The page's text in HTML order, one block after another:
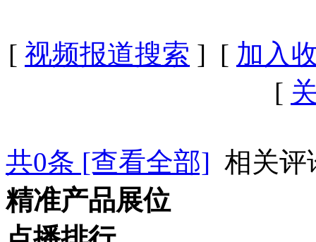
[ 视频报道搜索 ] [ 加入
[
共0条 [查看全部] 相关评
精准产品展位